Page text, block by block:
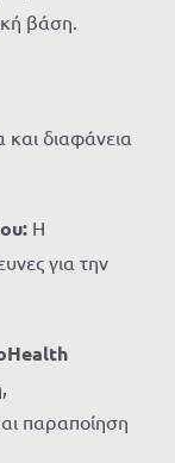
βάση.
διαφάνεια
Η
για την
παραποίηση